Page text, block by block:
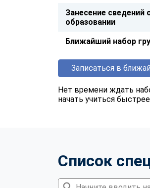
Занесение сведений
образовании
Ближайший набор
Записаться в
Нет времени ждать
начать учиться
Список